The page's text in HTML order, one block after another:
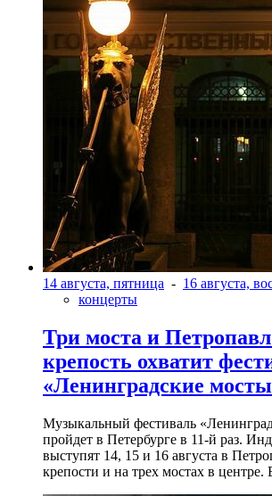
14 августа, пятница - 16 августа,
концерты
Три моста и
крепость охватит
«Ленинградские
Музыкальный фестиваль
пройдет в Петербурге в 11-й раз.
выступят 14, 15 и 16 августа в
крепости и на трех мостах в